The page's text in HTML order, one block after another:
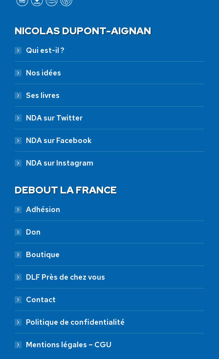
NICOLAS DUPONT-AIGNAN
Qui est-il ?
Nos idées
Ses livres
NDA sur Twitter
NDA sur Facebook
NDA sur Instagram
DEBOUT LA FRANCE
Adhésion
Don
Boutique
DLF Près de chez vous
Contact
Politique de confidentialité
Mentions légales – CGU